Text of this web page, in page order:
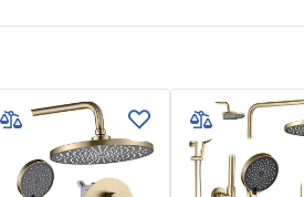
Roh
Naklápateľné
Na detskom bazéne resp
mm